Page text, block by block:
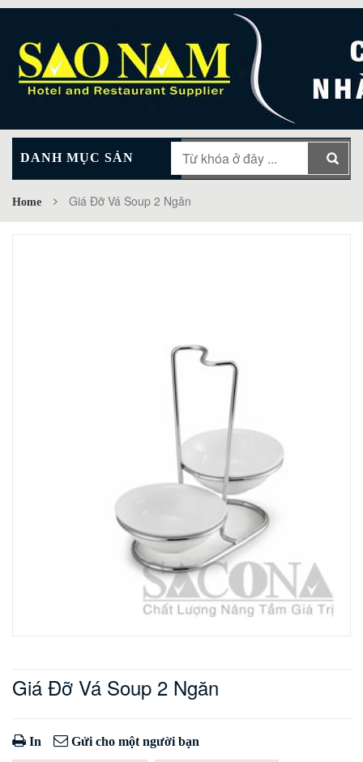
DANH MỤC SẢN
PHẨM
MAIN MENU
Home Giá Đỡ Vá Soup 2 Ngăn
Giá Đỡ Vá Soup 2 Ngăn
In Gửi cho một người bạn